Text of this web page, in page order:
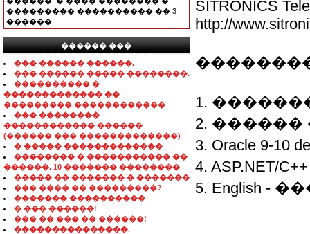
��������� ���������� �� 3
������.
������ ���
���������������
��� ������ ������.
��� ������ ����� ��������.
���������� �
������������� ��
��������� ������������
��� ��������
������������ ������
(������ ��� �������������)
� ����� �������������
�������� � ����������� ��
������. 10 ������� ��������
����� �� ������� � �������
��� ���� �� ���������?
������� ����������
� ��� ������!
��� �� ��� �� ������!
���������������.
SITRONICS
http://
1.
2.
3. Oracle 9-10
4.
5. English -